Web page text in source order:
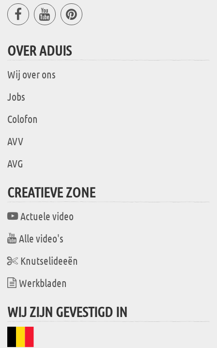
OVER ADUIS
Wij over ons
Jobs
Colofon
AVV
AVG
CREATIEVE ZONE
Actuele video
Alle video's
Knutselideeën
Werkbladen
WIJ ZIJN GEVESTIGD IN